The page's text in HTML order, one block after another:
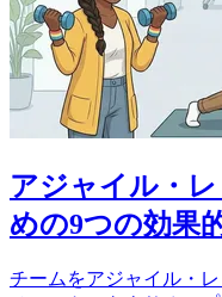
アジャイル・
めの9つの効果
チームをアジャイル・